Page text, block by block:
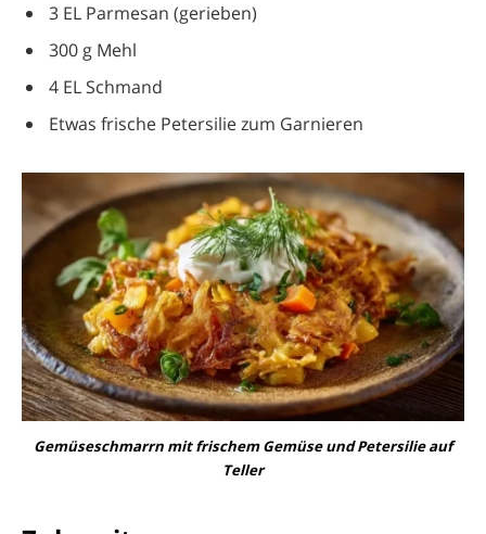
3 EL Parmesan (gerieben)
300 g Mehl
4 EL Schmand
Etwas frische Petersilie zum Garnieren
Gemüseschmarrn mit frischem Gemüse und Petersilie auf
Teller